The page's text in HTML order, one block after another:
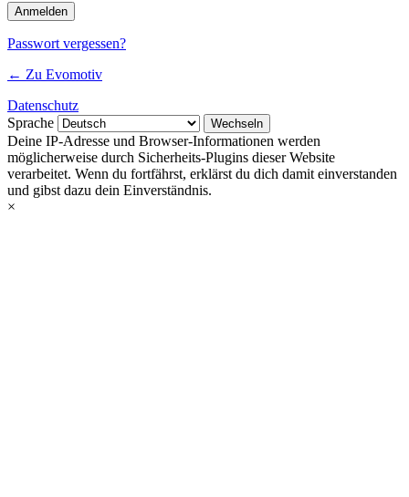
Passwort vergessen?
← Zu Evomotiv
Datenschutz
Sprache
Deine IP-Adresse und Browser-Informationen werden
möglicherweise durch Sicherheits-Plugins dieser Website
verarbeitet. Wenn du fortfährst, erklärst du dich damit einverstanden
und gibst dazu dein Einverständnis.
×